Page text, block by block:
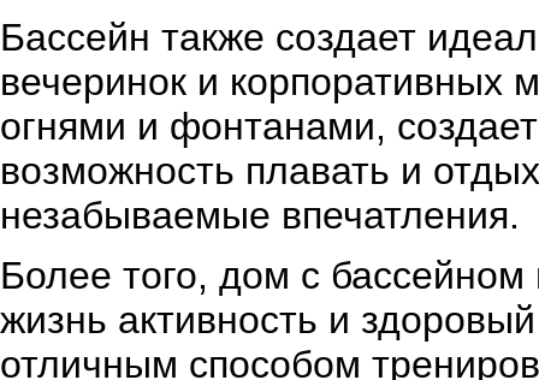
Бассейн также создает
вечеринок и корпоративных
огнями и фонтанами,
возможность плавать и
незабываемые впечатления.
Более того, дом с
жизнь активность и
отличным способом